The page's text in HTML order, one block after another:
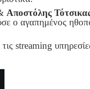
Αποστόλης
ο αγαπημένος
streaming